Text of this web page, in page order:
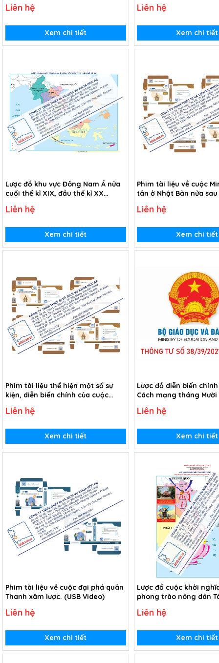
sông Cửu Long (USB Video)
Liên hệ
Xem chi tiết
Liên hệ
Xem chi tiết
Lược đồ khu vực Đông Nam Á nửa
cuối thế kỉ XIX, đầu thế kỉ XX
Liên hệ
Xem chi tiết
Phim tài liệu về cuộc
tân ở Nhật Bản nửa
Liên hệ
Xem chi tiết
Phim tài liệu thể hiện một số sự
kiện, diễn biến chính của cuộc
Video)
Liên hệ
Xem chi tiết
Lược đồ diễn biến
Cách mạng tháng
Liên hệ
Xem chi tiết
Phim tài liệu về cuộc đại phá quân
Thanh xâm lược. (USB Video)
Liên hệ
Xem chi tiết
Lược đồ cuộc khởi
phong trào nông dân
Liên hệ
Xem chi tiết